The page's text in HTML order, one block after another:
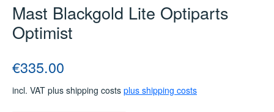
Mast Blackgold Lite Optiparts
Optimist
Regular price:
€335.00
incl. VAT plus shipping costs plus shipping costs